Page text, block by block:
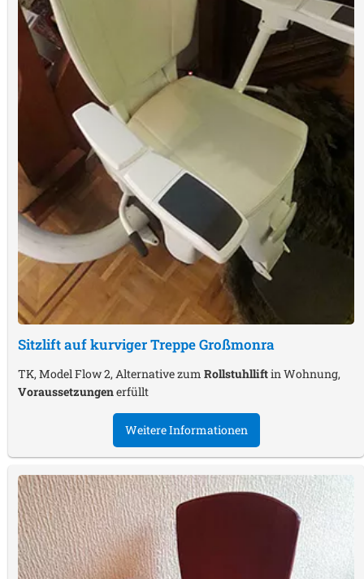
Sitzlift auf kurviger TreppeGroßmonra
TK, Model Flow 2, Alternative zum Rollstuhlliftin Wohnung,
Voraussetzungenerfüllt
Weitere Informationen